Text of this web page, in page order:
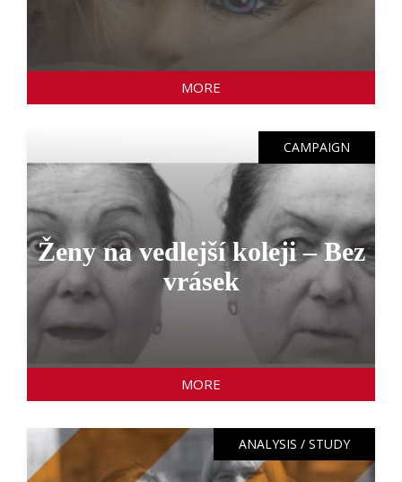
MORE
CAMPAIGN
Ženy na vedlejší koleji – Bez
vrásek
MORE
ANALYSIS / STUDY